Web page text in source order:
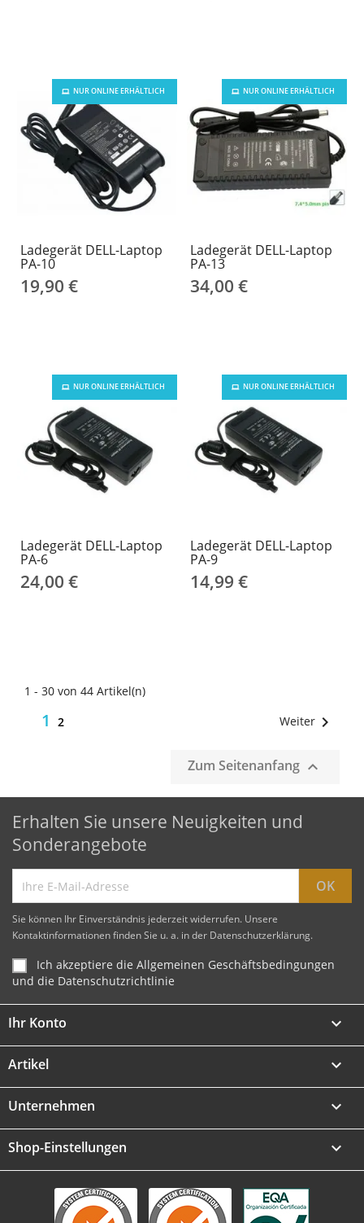
Ladegerät DELL-Laptop
PA-10
19,90 €
NUR ONLINE ERHÄLTLICH
Ladegerät DELL-Laptop
PA-13
34,00 €
NUR ONLINE ERHÄLTLICH
Ladegerät DELL-Laptop
PA-6
24,00 €
NUR ONLINE ERHÄLTLICH
Ladegerät DELL-Laptop
PA-9
14,99 €
NUR ONLINE ERHÄLTLICH
1 - 30 von 44 Artikel(n)
1 2 Weiter 
Zum Seitenanfang 
Erhalten Sie unsere Neuigkeiten und
Sonderangebote
Sie können Ihr Einverständnis jederzeit widerrufen. Unsere
Kontaktinformationen finden Sie u. a. in der Datenschutzerklärung.
Ich akzeptiere die Allgemeinen Geschäftsbedingungen
und die Datenschutzrichtlinie
Ihr Konto 
Artikel 
Unternehmen 
Shop-Einstellungen keyboard_arrow_down